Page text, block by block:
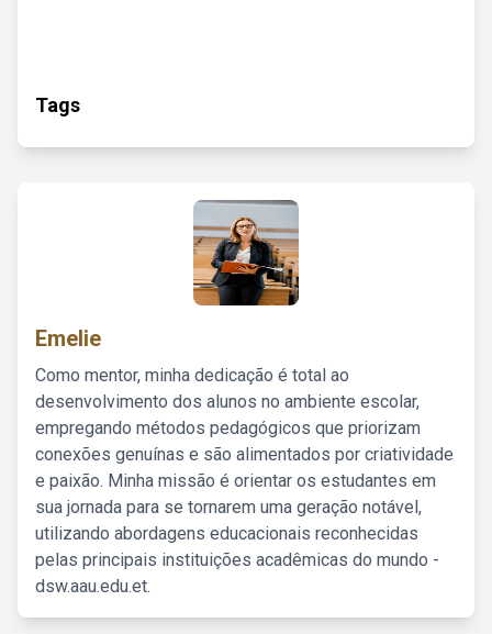
Tags
Emelie
Como mentor, minha dedicação é total ao
desenvolvimento dos alunos no ambiente escolar,
empregando métodos pedagógicos que priorizam
conexões genuínas e são alimentados por criatividade
e paixão. Minha missão é orientar os estudantes em
sua jornada para se tornarem uma geração notável,
utilizando abordagens educacionais reconhecidas
pelas principais instituições acadêmicas do mundo -
dsw.aau.edu.et.